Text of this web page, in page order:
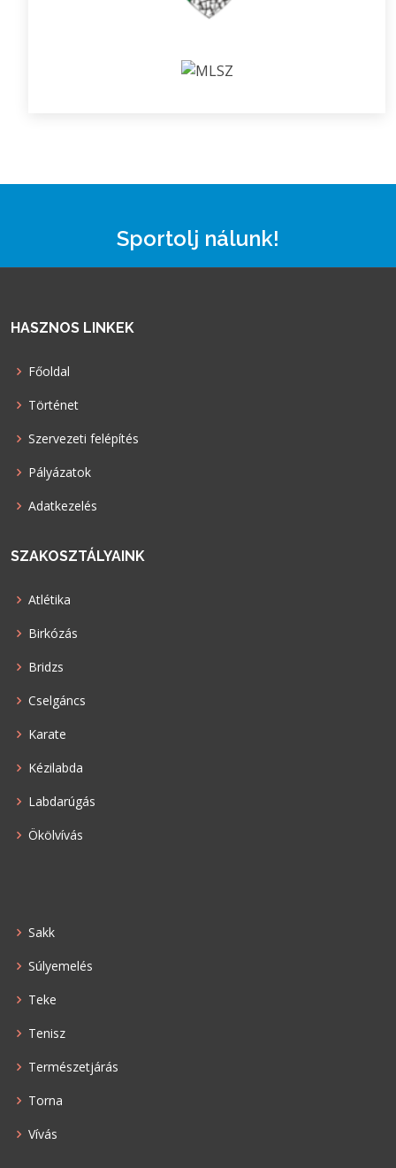
Sportolj nálunk!
HASZNOS LINKEK
Főoldal
Történet
Szervezeti felépítés
Pályázatok
Adatkezelés
SZAKOSZTÁLYAINK
Atlétika
Birkózás
Bridzs
Cselgáncs
Karate
Kézilabda
Labdarúgás
Ökölvívás
Sakk
Súlyemelés
Teke
Tenisz
Természetjárás
Torna
Vívás